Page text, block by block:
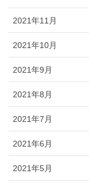
2021年11月
2021年10月
2021年9月
2021年8月
2021年7月
2021年6月
2021年5月